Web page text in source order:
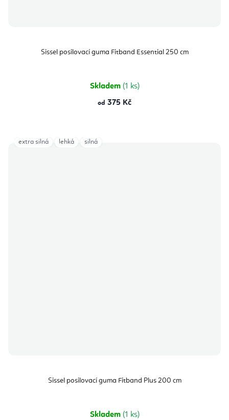
Sissel posilovací guma Fitband Essential 250 cm
Skladem (1 ks)
od 375 Kč
Sissel posilovací guma Fitband Plus 200 cm
Skladem (1 ks)
extra silná lehká silná